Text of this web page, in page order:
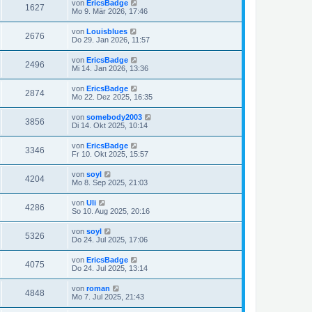
1627 von EricsBadge
Mo 9. Mär 2026, 17:46
2676 von Louisblues
Do 29. Jan 2026, 11:57
2496 von EricsBadge
Mi 14. Jan 2026, 13:36
2874 von EricsBadge
Mo 22. Dez 2025, 16:35
3856 von somebody2003
Di 14. Okt 2025, 10:14
3346 von EricsBadge
Fr 10. Okt 2025, 15:57
4204 von soyl
Mo 8. Sep 2025, 21:03
4286 von Uli
So 10. Aug 2025, 20:16
5326 von soyl
Do 24. Jul 2025, 17:06
4075 von EricsBadge
Do 24. Jul 2025, 13:14
4848 von roman
Mo 7. Jul 2025, 21:43